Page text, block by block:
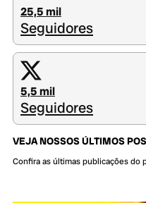
25,5 mil
Seguidores
5,5 mil
Seguidores
VEJA NOSSOS ÚLTIMOS
Confira as últimas publicações do